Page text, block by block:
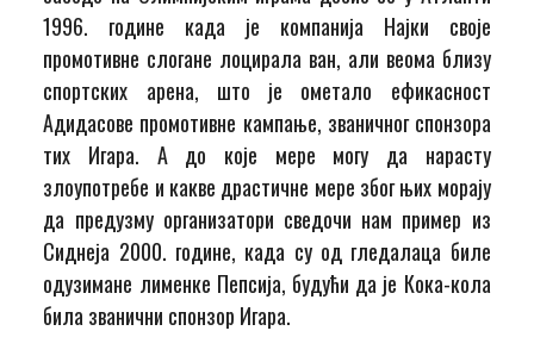
1996. године када је компанија Најки своје
промотивне слогане лоцирала ван, али веома близу
спортских арена, што је ометало ефикасност
Адидасове промотивне кампање, званичног спонзора
тих Игара. А до које мере могу да нарасту
злоупотребе и какве драстичне мере због њих морају
да предузму организатори сведочи нам пример из
Сиднеја 2000. године, када су од гледалаца биле
одузимане лименке Пепсија, будући да је Кока-кола
била званични спонзор Игара.